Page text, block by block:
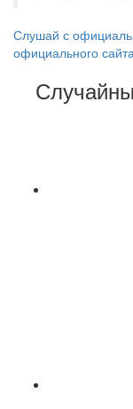
Слушай с
официального